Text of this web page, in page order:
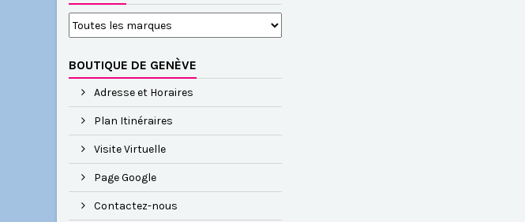
BOUTIQUE DE GENÈVE
Adresse et Horaires
Plan Itinéraires
Visite Virtuelle
Page Google
Contactez-nous